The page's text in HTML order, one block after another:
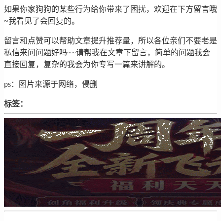
如果你家狗狗的某些行为给你带来了困扰，欢迎在下方留言哦
~我看见了会回复的。
留言和点赞可以帮助文章提升推荐量，所以各位亲们不要老是
私信来问问题好吗~~请帮我在文章下留言，简单的问题我会
直接回复，复杂的我会为你专写一篇来讲解的。
ps：图片来源于网络，侵删
标签：